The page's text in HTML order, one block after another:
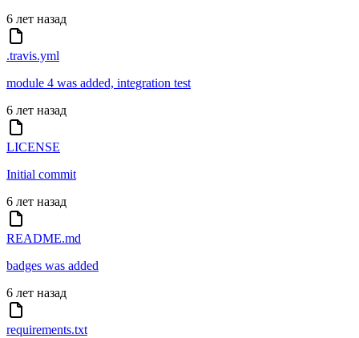
6 лет назад
.travis.yml
module 4 was added, integration test
6 лет назад
LICENSE
Initial commit
6 лет назад
README.md
badges was added
6 лет назад
requirements.txt